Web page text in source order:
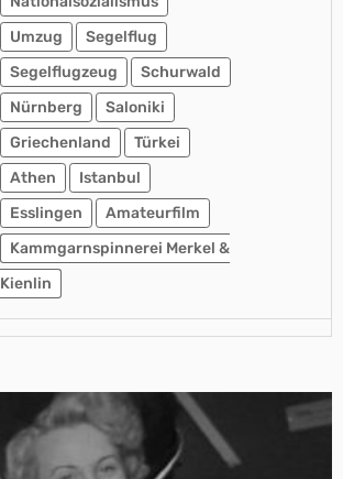
Umzug
Segelflug
Segelflugzeug
Schurwald
Nürnberg
Saloniki
Griechenland
Türkei
Athen
Istanbul
Esslingen
Amateurfilm
Kammgarnspinnerei Merkel &
Kienlin